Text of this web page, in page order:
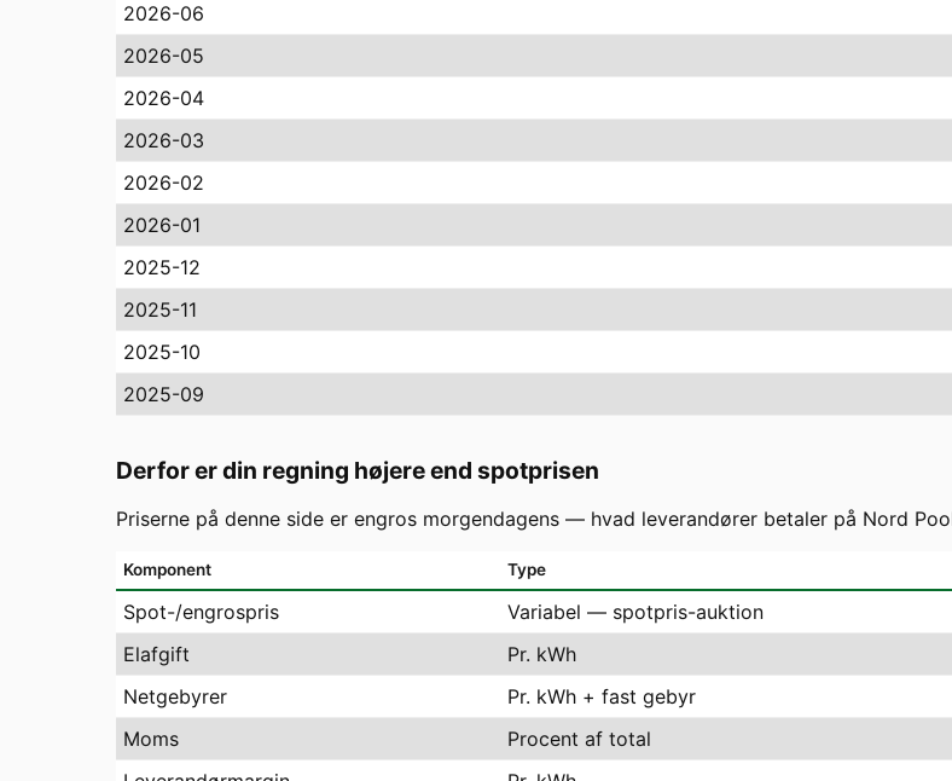
2026-06
2026-05
2026-04
2026-03
2026-02
2026-01
2025-12
2025-11
2025-10
2025-09
Derfor er din regning højere end spotprisen
Priserne på denne side er engros morgendagens — hvad leverandører betaler på Nord
Komponent Type
Spot-/engrospris Variabel — spotpris-auktion
Elafgift
Pr. kWh
Netgebyrer
Pr. kWh + fast gebyr
Moms
Procent af total